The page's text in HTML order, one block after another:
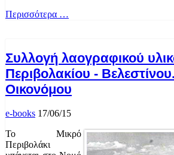
Περισσότερα …
Συλλογή λαογραφικού
Περιβολακίου -
Οικονόμου
e-books 17/06/15
Το Μικρό
Περιβολάκι